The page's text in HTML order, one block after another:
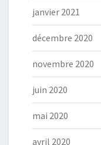
janvier 2021
décembre 2020
novembre 2020
juin 2020
mai 2020
avril 2020